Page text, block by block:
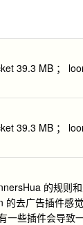
39.3 MB ；
39.3 MB ；
的规则
去广告插件感
些插件会导致